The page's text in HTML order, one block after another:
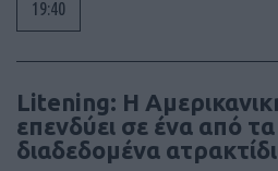
19:40
Litening: Η
επενδύει σε ένα από
διαδεδομένα